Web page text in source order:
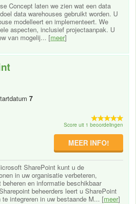
Concept laten we zien wat een data
data warehouses gebruikt worden. U
modelleert en implementeert. We
aspecten, inclusief projectaanpak. U
van mogelij... [meer]
7
Score uit 1 beoordelingen
MEER INFO!
SharePoint kunt u de
in uw organisatie verbeteren,
en informatie beschikbaar
beheerders leert u SharePoint
integreren in uw bestaande M... [meer]